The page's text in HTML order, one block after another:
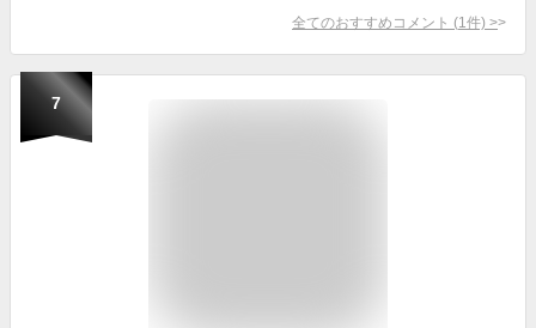
全てのおすすめコメント (1 件) >
7